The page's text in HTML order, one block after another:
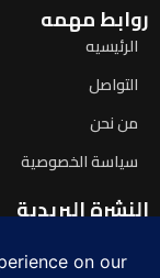
روابط مهمه
الرئيسيه
التواصل
من نحن
سياسة الخصوصية
النشرة البريدية